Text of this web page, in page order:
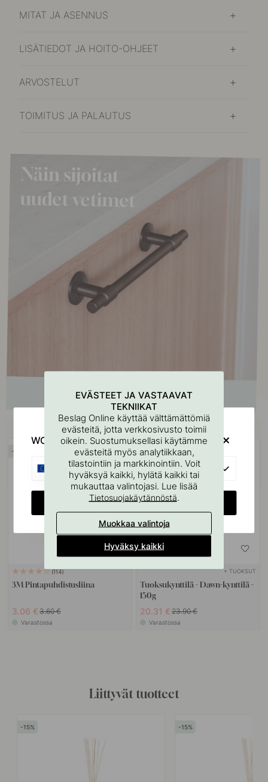
MITAT JA ASENNUS
LISÄTIEDOT JA HOITO-OHJEET
ARVOSTELUT
TOIMITUS JA PALAUTUS
Osta yhdessä
114
3M Pintapuhdistusliina
3.06 € 3.60 €
Varastossa
15
POPULAR
+ TUOKSUT
Tuoksukynttilä - Dawn-kynttilä -
150g
20.31 € 23.90 €
Varastossa
Liittyvät tuotteet
15 15
EVÄSTEET JA VASTAAVAT
TEKNIIKAT
Beslag Online käyttää välttämättömiä
evästeitä, jotta verkkosivusto toimii
oikein. Suostumuksellasi käytämme
evästeitä myös analytiikkaan,
tilastointiin ja markkinointiin. Voit
hyväksyä kaikki, hylätä kaikki tai
mukauttaa valintojasi. Lue lisää
Tietosuojakäytännöstä.
Muokkaa valintoja
Hyväksy kaikki
WOULD YOU RATHER VISIT?
EU
CHANGE COUNTRY